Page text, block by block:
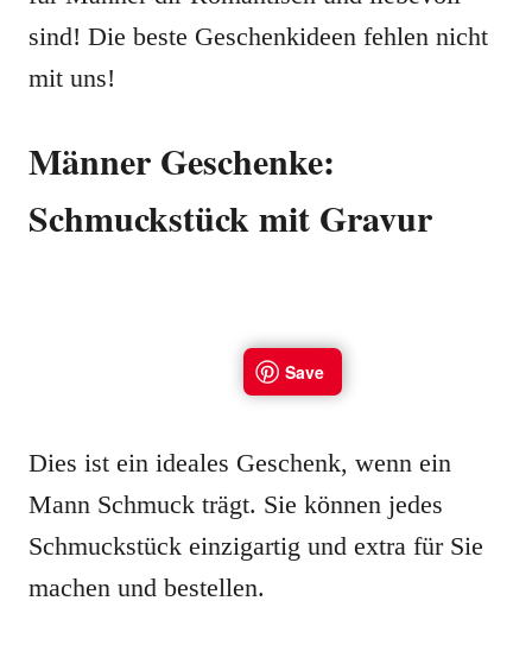
sind! Die beste Geschenkideen fehlen nicht
mit uns!
Männer Geschenke:
Schmuckstück mit Gravur
Dies ist ein ideales Geschenk, wenn ein
Mann Schmuck trägt. Sie können jedes
Schmuckstück einzigartig und extra für Sie
machen und bestellen.